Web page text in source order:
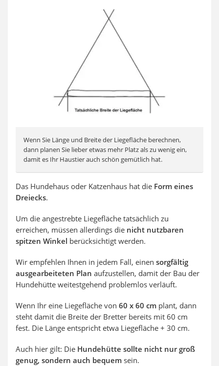
Wenn Sie Länge und Breite der Liegefläche berechnen,
dann planen Sie lieber etwas mehr Platz als zu wenig ein,
damit es Ihr Haustier auch schön gemütlich hat.
Das Hundehaus oder Katzenhaus hat die Form eines
Dreiecks.
Um die angestrebte Liegefläche tatsächlich zu
erreichen, müssen allerdings die nicht nutzbaren
spitzen Winkel berücksichtigt werden.
Wir empfehlen Ihnen in jedem Fall, einen sorgfältig
ausgearbeiteten Plan aufzustellen, damit der Bau der
Hundehütte weitestgehend problemlos verläuft.
Wenn Ihr eine Liegefläche von 60 x 60 cm plant, dann
steht damit die Breite der Bretter bereits mit 60 cm
fest. Die Länge entspricht etwa Liegefläche + 30 cm.
Auch hier gilt: Die Hundehütte sollte nicht nur groß
genug, sondern auch bequem sein.